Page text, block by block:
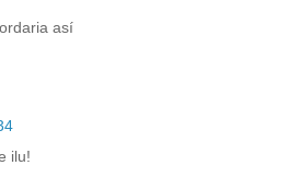
así
ilu!